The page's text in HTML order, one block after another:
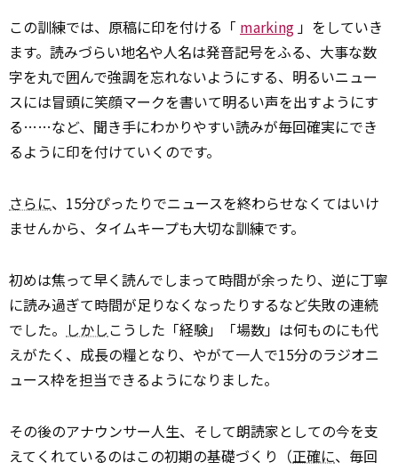
この訓練では、原稿に印を付ける「 marking 」をしていき
ます。読みづらい地名や人名は発音記号をふる、大事な数
字を丸で囲んで強調を忘れないようにする、明るいニュー
スには冒頭に笑顔マークを書いて明るい声を出すようにす
る……など、聞き手にわかりやすい読みが毎回確実にでき
るように印を付けていくのです。
さらに、15分ぴったりでニュースを終わらせなくてはいけ
ませんから、タイムキープも大切な訓練です。
初めは焦って早く読んでしまって時間が余ったり、逆に丁寧
に読み過ぎて時間が足りなくなったりするなど失敗の連続
でした。 しかしこうした「経験」「場数」は何ものにも代
えがたく、成長の糧となり、やがて一人で15分のラジオニ
ュース枠を担当できるようになりました。
その後のアナウンサー人生、そして朗読家としての今を支
えてくれているのはこの初期の基礎づくり（正確に、毎回